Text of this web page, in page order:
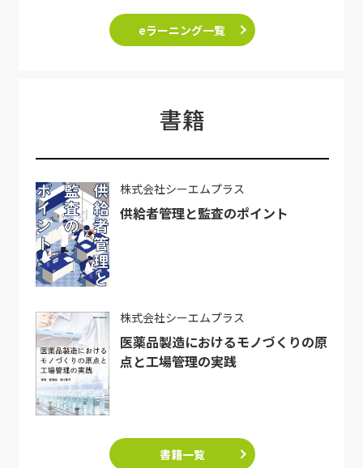
eラーニング一覧
書籍
株式会社シーエムプラス
供給者管理と監査のポイント
株式会社シーエムプラス
医薬品製造におけるモノづくりの原
点と工場管理の実践
書籍一覧